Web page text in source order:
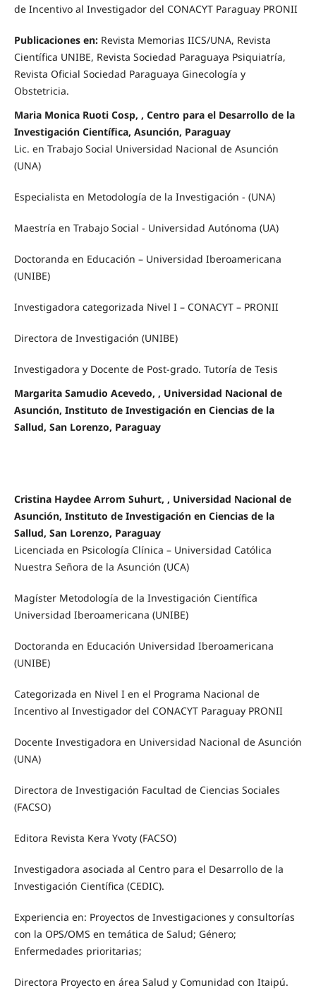
de Incentivo al Investigador del CONACYT Paraguay PRONII
Publicaciones en: Revista Memorias IICS/UNA, Revista
Científica UNIBE, Revista Sociedad Paraguaya Psiquiatría,
Revista Oficial Sociedad Paraguaya Ginecología y
Obstetricia.
Maria Monica Ruoti Cosp, , Centro para el Desarrollo de la
Investigación Científica, Asunción, Paraguay
Lic. en Trabajo Social Universidad Nacional de Asunción
(UNA)
Especialista en Metodología de la Investigación - (UNA)
Maestría en Trabajo Social - Universidad Autónoma (UA)
Doctoranda en Educación – Universidad Iberoamericana
(UNIBE)
Investigadora categorizada Nivel I – CONACYT – PRONII
Directora de Investigación (UNIBE)
Investigadora y Docente de Post-grado. Tutoría de Tesis
Margarita Samudio Acevedo, , Universidad Nacional de
Asunción, Instituto de Investigación en Ciencias de la
Sallud, San Lorenzo, Paraguay
Cristina Haydee Arrom Suhurt, , Universidad Nacional de
Asunción, Instituto de Investigación en Ciencias de la
Sallud, San Lorenzo, Paraguay
Licenciada en Psicología Clínica – Universidad Católica
Nuestra Señora de la Asunción (UCA)
Magíster Metodología de la Investigación Científica
Universidad Iberoamericana (UNIBE)
Doctoranda en Educación Universidad Iberoamericana
(UNIBE)
Categorizada en Nivel I en el Programa Nacional de
Incentivo al Investigador del CONACYT Paraguay PRONII
Docente Investigadora en Universidad Nacional de Asunción
(UNA)
Directora de Investigación Facultad de Ciencias Sociales
(FACSO)
Editora Revista Kera Yvoty (FACSO)
Investigadora asociada al Centro para el Desarrollo de la
Investigación Científica (CEDIC).
Experiencia en: Proyectos de Investigaciones y consultorías
con la OPS/OMS en temática de Salud; Género;
Enfermedades prioritarias;
Directora Proyecto en área Salud y Comunidad con Itaipú.